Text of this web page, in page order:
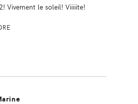
Vivement le soleil! Viiiiite!